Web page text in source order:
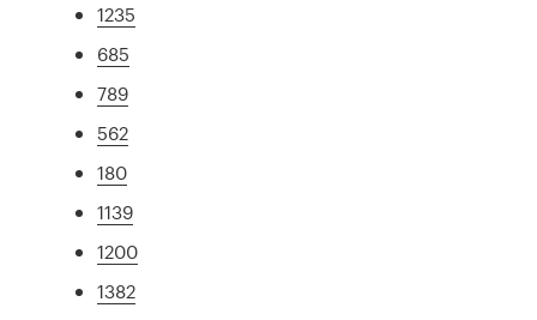
1235
685
789
562
180
1139
1200
1382